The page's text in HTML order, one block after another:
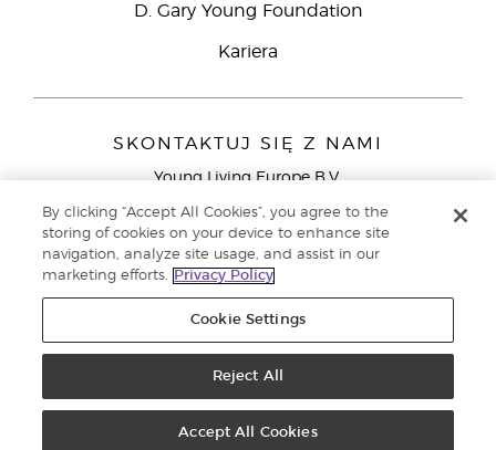
D. Gary Young Foundation
Kariera
SKONTAKTUJ SIĘ Z NAMI
Young Living Europe B.V.
9727 AJ Groningen
Young Living Europe Ltd - Europejska siedziba
główna:+44 (0) 20 3935 9000
zastrzeżone. |Polityka prywatności
By clicking “Accept All Cookies”, you agree to the
storing of cookies on your device to enhance site
navigation, analyze site usage, and assist in our
marketing efforts.
Privacy Policy
Cookie Settings
Reject All
Accept All Cookies